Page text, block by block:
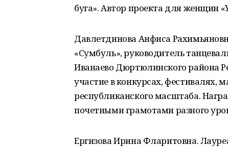
буга». Автор проекта для женщин
Давлетдинова Анфиса
«Сумбуль», руководитель
Иванаево Дюртюлинского района
участие в конкурсах, фестивалях,
республиканского масштаба.
почетными грамотами разного
Ергизова Ирина Фларитовна.